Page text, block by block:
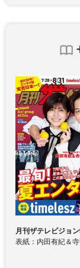
月刊ザテレビジョ
表紙：内田有紀＆